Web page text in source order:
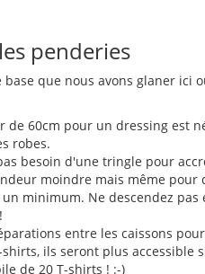
penderies
base que nous avons glaner ici
de 60cm pour un dressing est
robes.
besoin d'une tringle pour
moindre mais même pour
minimum. Ne descendez pas
entre les caissons
shirts, ils seront plus
de 20 T-shirts ! :-)